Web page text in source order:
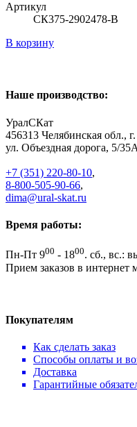
Артикул
СК375-2902478-В
В корзину
Наше производство:
УралСКат
456313 Челябинская обл.,
ул. Объездная дорога, 5/35А
+7 (351) 220-80-10,
8-800-505-90-66,
dima@ural-skat.ru
Время работы:
Пн-Пт 900 - 1800. сб., вс.:
Прием заказов в интернет
Покупателям
Как сделать заказ
Способы оплаты и
Доставка
Гарантийные